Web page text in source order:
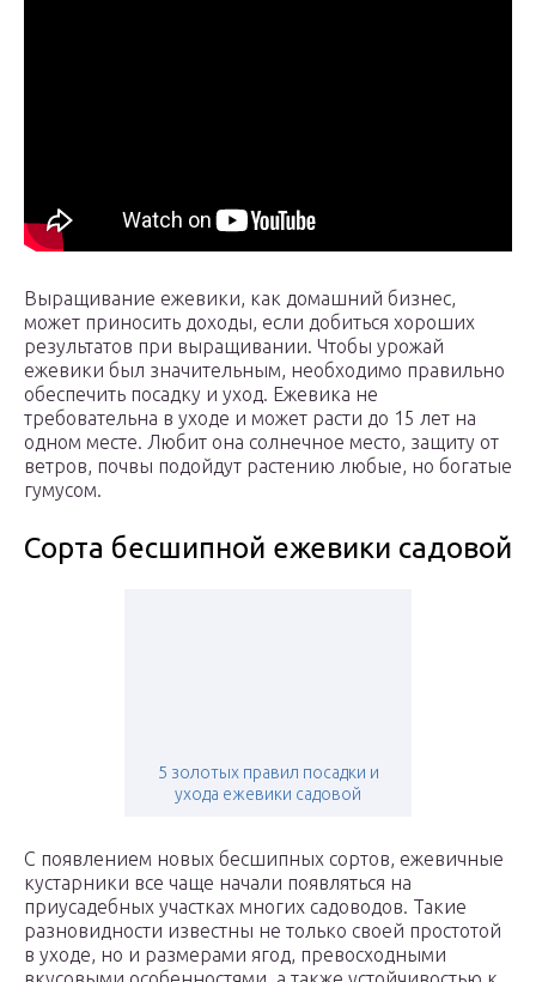
Выращивание ежевики, как домашний бизнес,
может приносить доходы, если добиться хороших
результатов при выращивании. Чтобы урожай
ежевики был значительным, необходимо правильно
обеспечить посадку и уход. Ежевика не
требовательна в уходе и может расти до 15 лет на
одном месте. Любит она солнечное место, защиту от
ветров, почвы подойдут растению любые, но богатые
гумусом.
Сорта бесшипной ежевики садовой
5 золотых правил посадки и
ухода ежевики садовой
С появлением новых бесшипных сортов, ежевичные
кустарники все чаще начали появляться на
приусадебных участках многих садоводов. Такие
разновидности известны не только своей простотой
в уходе, но и размерами ягод, превосходными